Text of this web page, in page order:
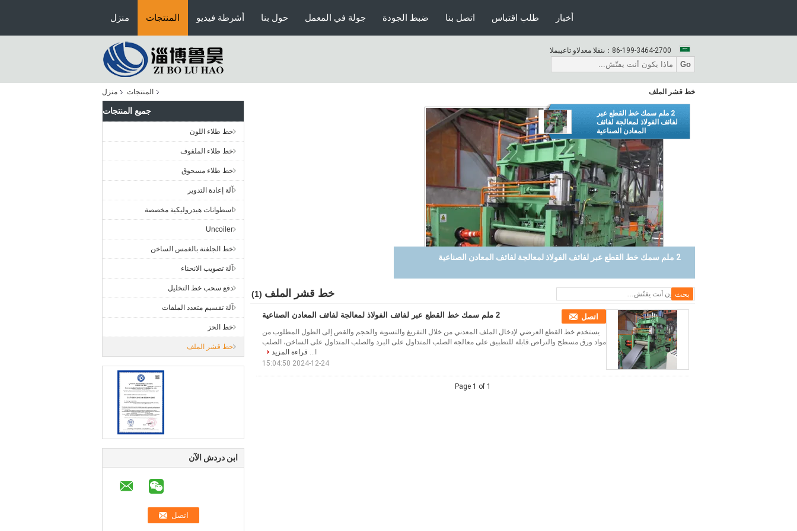
منزل المنتجات أشرطة فيديو حول بنا جولة في المعمل ضبط الجودة اتصل بنا طلب اقتباس أخبار
المبيعات والدعم الفنى： 86-199-3464-2700
Go
منزل المنتجات خط قشر الملف
جميع المنتجات
خط طلاء اللون
خط طلاء الملفوف
خط طلاء مسحوق
آلة إعادة التدوير
اسطوانات هيدروليكية مخصصة
Uncoiler
خط الجلفنة بالغمس الساخن
آلة تصويب الانحناء
دفع سحب خط التخليل
آلة تقسيم متعدد الملفات
خط الحز
خط قشر الملف
ابن دردش الآن
2 ملم سمك خط القطع عبر لفائف الفولاذ لمعالجة لفائف المعادن الصناعية
2 ملم سمك خط القطع عبر
لفائف الفولاذ لمعالجة لفائف
المعادن الصناعية
خط قشر الملف (1)
2 ملم سمك خط القطع عبر لفائف الفولاذ لمعالجة لفائف المعادن الصناعية اتصل
يستخدم خط القطع العرضي لإدخال الملف المعدني من خلال التفريغ والتسوية والحجم والقص إلى الطول المطلوب من
مواد ورق مسطح والتراص.قابلة للتطبيق على معالجة الصلب المتداول على البرد والصلب المتداول على الساخن، الصلب
ا... قراءة المزيد
2024-12-24 15:04:50
Page 1 of 1